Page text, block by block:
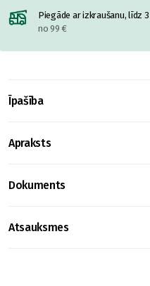
Piegāde ar izkraušanu, līdz
no 99 €
Īpašība
Apraksts
Dokuments
Atsauksmes